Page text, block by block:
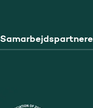
Samarbejdspartnere